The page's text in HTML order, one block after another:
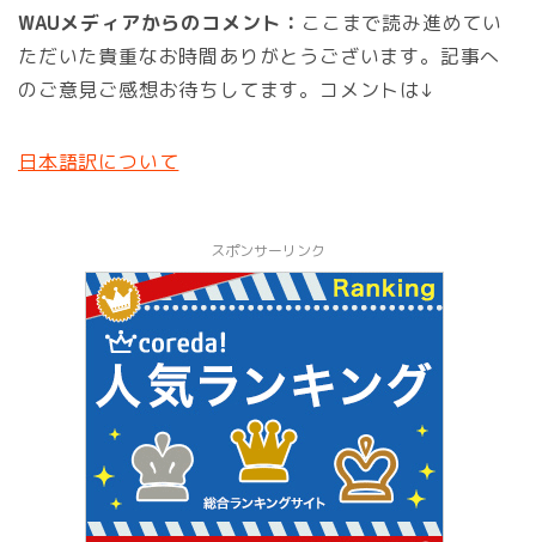
WAUメディアからのコメント： ここまで読み進めてい
ただいた貴重なお時間ありがとうございます。記事へ
のご意見ご感想お待ちしてます。コメントは↓
日本語訳について
スポンサーリンク